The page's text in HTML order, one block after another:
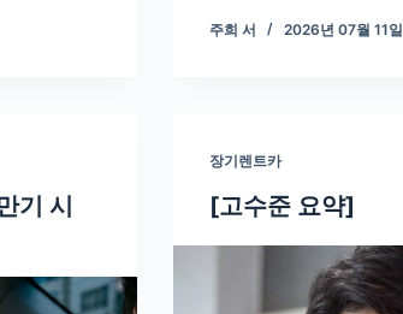
주희 서 2026년 07월 11일
기 시
장기렌트카
[고수준 요약]